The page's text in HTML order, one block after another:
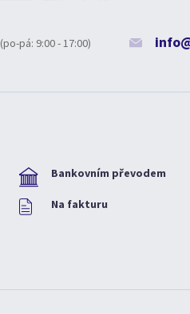
(po-pá: 9:00 - 17:00)
Bankovním převodem
Na fakturu